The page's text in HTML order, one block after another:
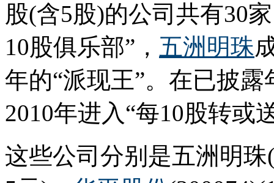
股(含5股)的公司共有30
10股俱乐部”， 五洲明珠
年的“派现王”。在已披
2010年进入“每10股转或
这些公司分别是五洲明珠